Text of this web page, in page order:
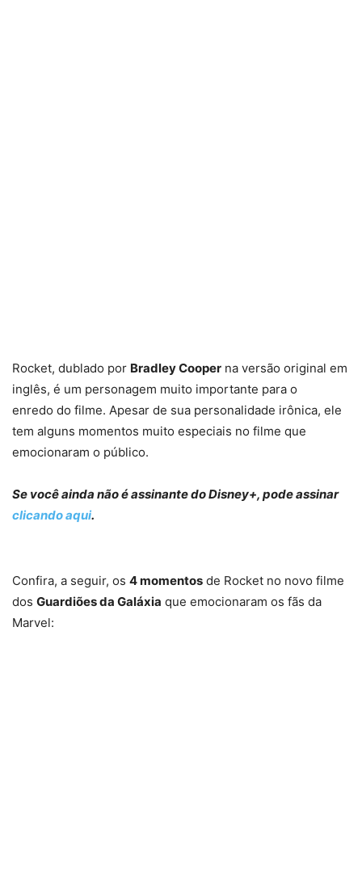
Rocket, dublado por Bradley Cooper na versão original em
inglês, é um personagem muito importante para o
enredo do filme. Apesar de sua personalidade irônica, ele
tem alguns momentos muito especiais no filme que
emocionaram o público.
Se você ainda não é assinante do Disney+, pode assinar
clicando aqui.
Confira, a seguir, os 4 momentos de Rocket no novo filme
dos Guardiões da Galáxia que emocionaram os fãs da
Marvel: